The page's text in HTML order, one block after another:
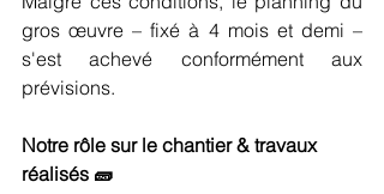
gros œuvre – fixé à 4 mois et demi –
s'est achevé conformément aux
prévisions.
Notre rôle sur le chantier & travaux
réalisés 🧱